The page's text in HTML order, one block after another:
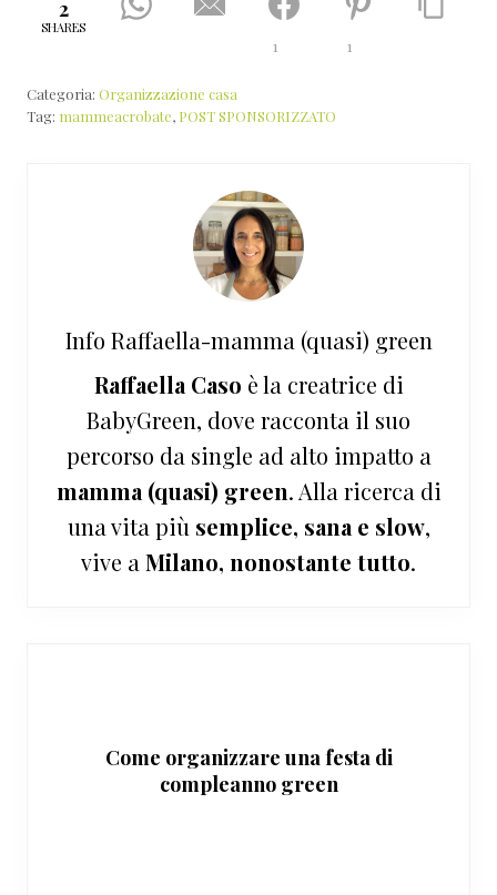
2
SHARES
1 1
Categoria: Organizzazione casa
Tag: mammeacrobate, POST SPONSORIZZATO
Info Raffaella-mamma (quasi) green
Raffaella Caso è la creatrice di
BabyGreen, dove racconta il suo
percorso da single ad alto impatto a
mamma (quasi) green. Alla ricerca di
una vita più semplice, sana e slow,
vive a Milano, nonostante tutto.
Come organizzare una festa di
compleanno green